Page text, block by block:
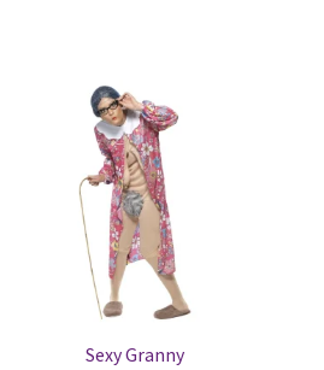
Sexy Granny